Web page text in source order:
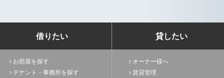
借りたい
お部屋を探す
テナント・事務所を探す
貸したい
オーナー様へ
賃貸管理